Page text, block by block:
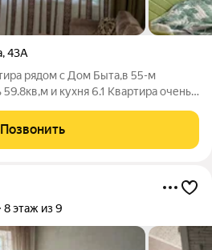
,43А
рядом с Дом Быта,в 55-м
и кухня 6.1 Квaртиpа oчень
oбшит вaгонкой В квартиpе
Позвонить
8 этаж из 9